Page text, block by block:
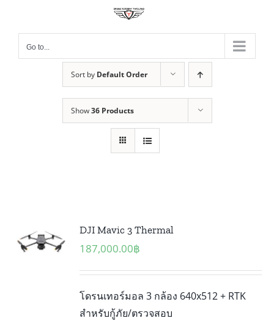
contentGo to...
Sort by Default Order
Show36 Products
DJI Mavic 3 Thermal
187,000.00฿
โดรนเทอร์มอล 3 กล้อง 640x512 + RTK
สำหรับกู้ภัย/ตรวจสอบ